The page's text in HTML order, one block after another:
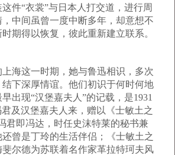
件“衣裳”与日本人打交道，进行周
中间虽曾一度中断多年，却意想不
期得以恢复，彼此重新建立联系。
海这一时期，她与鲁迅相识，多次
下深厚情谊。他们初识于何时何地
出现“汉堡嘉夫人”的记载，是1931
及汉堡嘉夫人来，赠以《士敏土之
君即冯达，时任史沫特莱的秘书兼
曾是丁玲的生活伴侣；《士敏土之
尔德为苏联着名作家革拉特珂夫风